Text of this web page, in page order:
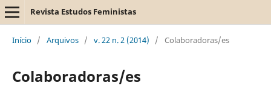
Revista Estudos Feministas
Início / Arquivos / v. 22 n. 2 (2014) / Colaboradoras/es
Colaboradoras/es